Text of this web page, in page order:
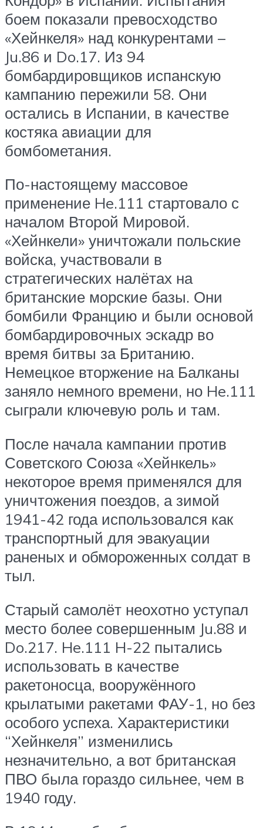
боем показали превосходство
«Хейнкеля» над конкурентами –
Ju.86 и Do.17. Из 94
бомбардировщиков испанскую
кампанию пережили 58. Они
остались в Испании, в качестве
костяка авиации для
бомбометания.
По-настоящему массовое
применение He.111 стартовало с
началом Второй Мировой.
«Хейнкели» уничтожали польские
войска, участвовали в
стратегических налётах на
британские морские базы. Они
бомбили Францию и были основой
бомбардировочных эскадр во
время битвы за Британию.
Немецкое вторжение на Балканы
заняло немного времени, но He.111
сыграли ключевую роль и там.
После начала кампании против
Советского Союза «Хейнкель»
некоторое время применялся для
уничтожения поездов, а зимой
1941-42 года использовался как
транспортный для эвакуации
раненых и обмороженных солдат в
тыл.
Старый самолёт неохотно уступал
место более совершенным Ju.88 и
Do.217. He.111 H-22 пытались
использовать в качестве
ракетоносца, вооружённого
крылатыми ракетами ФАУ-1, но без
особого успеха. Характеристики
“Хейнкеля” изменились
незначительно, а вот британская
ПВО была гораздо сильнее, чем в
1940 году.